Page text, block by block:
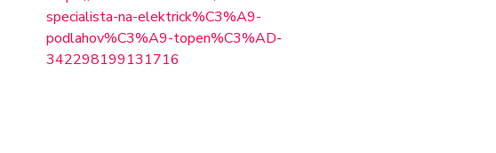
specialista-na-elektrick%C3%A9-
podlahov%C3%A9-topen%C3%AD-
342298199131716